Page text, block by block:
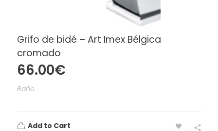
Grifo de bidé – Art Imex Bélgica
cromado
66.00€
Baño
Add to Cart